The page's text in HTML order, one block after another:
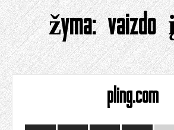
žyma:vaizdo
pling.com